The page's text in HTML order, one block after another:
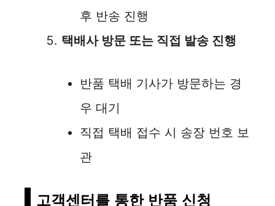
후 반송 진행
택배사 방문 또는 직접 발송 진행
반품 택배 기사가 방문하는 경
우 대기
직접 택배 접수 시 송장 번호 보
관
고객센터를 통한 반품 신청